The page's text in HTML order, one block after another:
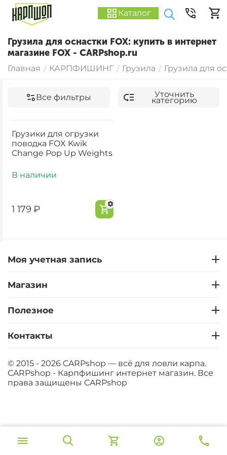
Каталог
Грузила для оснастки FOX: купить в интернет
магазине FOX - CARPshop.ru
Главная / КАРПФИШИНГ / Грузила / Грузила для
Все фильтры Уточнить
категорию
Грузики для огрузки
поводка FOX Kwik
Change Pop Up Weights
В наличии
‍1 179‍ ₽
Моя учетная запись
Магазин
Полезное
Контакты
© 2015 - 2026 CARPshop — всё для ловли карпа.
CARPshop - Карпфишинг интернет магазин. Все
права защищены CARPshop